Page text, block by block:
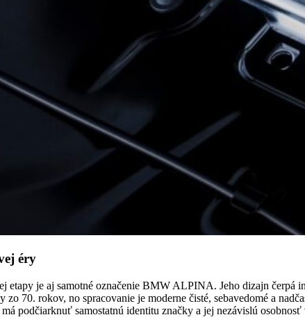
éry
etapy je aj samotné označenie BMW ALPINA. Jeho dizajn čerpá
zo 70. rokov, no spracovanie je moderne čisté, sebavedomé a
má podčiarknuť samostatnú identitu značky a jej nezávislú